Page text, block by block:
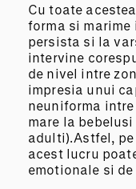
Cu toate
forma si
persista si la
intervine
de nivel intre
impresia unui
neuniforma
mare la
adulti).Astfel,
acest lucru
emotionale si de